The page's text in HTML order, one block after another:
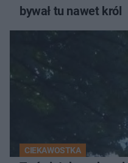
bywał tu nawet król
CIEKAWOSTKA